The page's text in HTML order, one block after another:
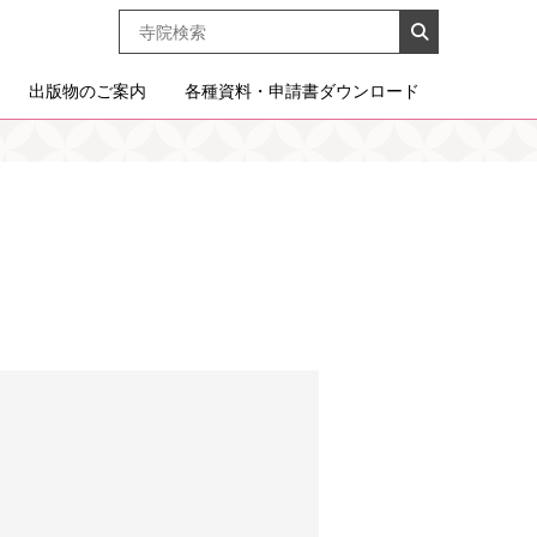
出版物のご案内 各種資料・申請書ダウンロード